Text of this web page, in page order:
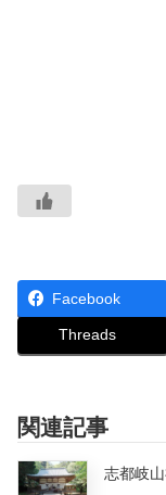
Facebook
Threads
関連記事
志都岐